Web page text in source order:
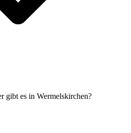
gibt es in Wermelskirchen?